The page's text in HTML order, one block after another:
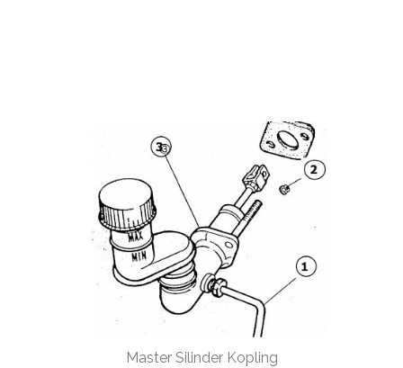
Master Silinder Kopling